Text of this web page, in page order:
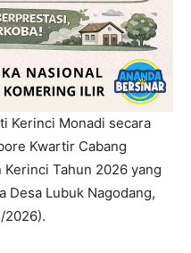
Kerinci Monadi secara
Kwartir Cabang
Kerinci Tahun 2026 yang
Desa Lubuk Nagodang,
2026).